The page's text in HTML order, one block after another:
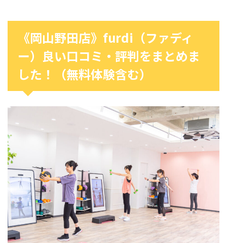
《岡山野田店》furdi（ファディ
ー）良い口コミ・評判をまとめま
した！（無料体験含む）